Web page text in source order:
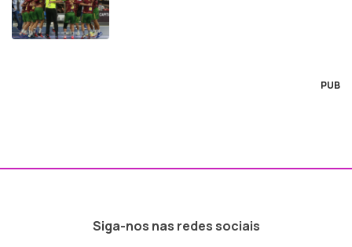
PUB
Siga-nos nas redes sociais